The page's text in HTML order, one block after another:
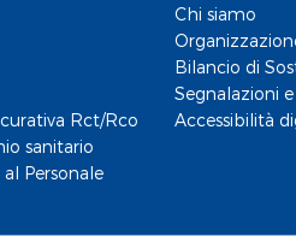
Rct/Rco
sanitario
Personale
Chi siamo
Bilancio di
Segnalazioni
Accessibilità